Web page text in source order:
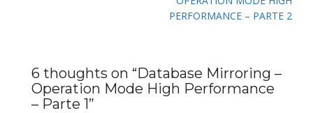
PERFORMANCE – PARTE 2
6 thoughts on “Database Mirroring –
Operation Mode High Performance
– Parte 1”